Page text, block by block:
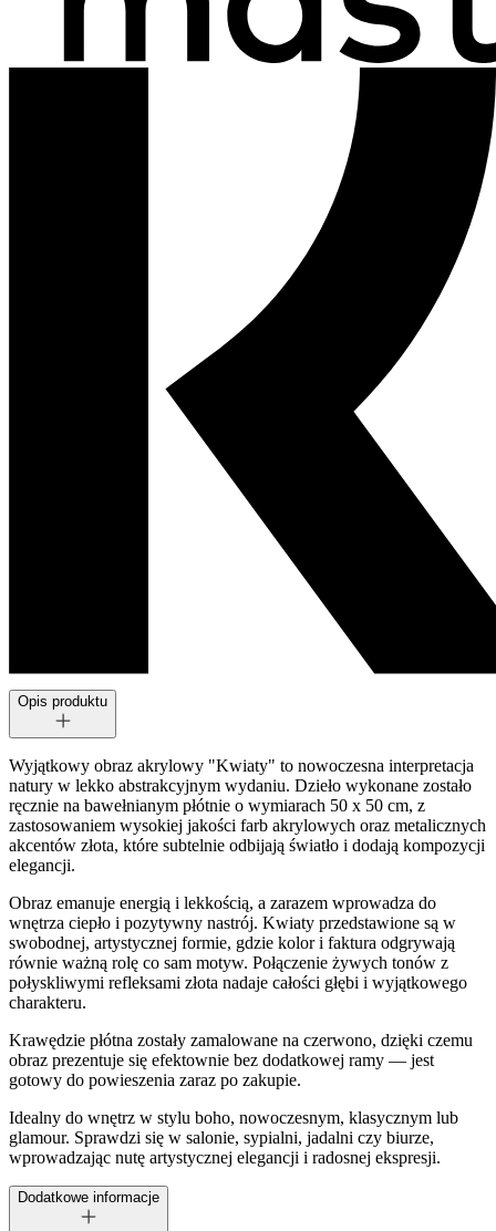
Opis produktu
Wyjątkowy obraz akrylowy "Kwiaty" to nowoczesna interpretacja
natury w lekko abstrakcyjnym wydaniu. Dzieło wykonane zostało
ręcznie na bawełnianym płótnie o wymiarach 50 x 50 cm, z
zastosowaniem wysokiej jakości farb akrylowych oraz metalicznych
akcentów złota, które subtelnie odbijają światło i dodają kompozycji
elegancji.
Obraz emanuje energią i lekkością, a zarazem wprowadza do
wnętrza ciepło i pozytywny nastrój. Kwiaty przedstawione są w
swobodnej, artystycznej formie, gdzie kolor i faktura odgrywają
równie ważną rolę co sam motyw. Połączenie żywych tonów z
połyskliwymi refleksami złota nadaje całości głębi i wyjątkowego
charakteru.
Krawędzie płótna zostały zamalowane na czerwono, dzięki czemu
obraz prezentuje się efektownie bez dodatkowej ramy — jest
gotowy do powieszenia zaraz po zakupie.
Idealny do wnętrz w stylu boho, nowoczesnym, klasycznym lub
glamour. Sprawdzi się w salonie, sypialni, jadalni czy biurze,
wprowadzając nutę artystycznej elegancji i radosnej ekspresji.
Dodatkowe informacje